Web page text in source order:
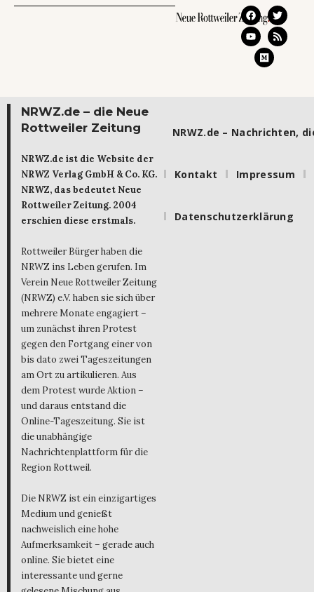
NRWZ.de – die Neue
Rottweiler Zeitung
NRWZ.de ist die Website der
NRWZ Verlag GmbH & Co. KG.
NRWZ, das bedeutet Neue
Rottweiler Zeitung. 2004
erschien diese erstmals.
Rottweiler Bürger haben die
NRWZ ins Leben gerufen. Im
Verein Neue Rottweiler Zeitung
(NRWZ) e.V. haben sie sich über
mehrere Monate engagiert –
um zunächst ihren Protest
gegen den Fortgang einer von
bis dato zwei Tageszeitungen
am Ort zu artikulieren. Aus
dem Protest wurde Aktion –
und daraus entstand die
Online-Tageszeitung. Sie ist
die unabhängige
Nachrichtenplattform für die
Region Rottweil.
Die NRWZ ist ein einzigartiges
Medium und genießt
nachweislich eine hohe
Aufmerksamkeit – gerade auch
online. Sie bietet eine
interessante und gerne
NRWZ.de – Nachrichten,
Kontakt Impressum
Datenschutzerklärung